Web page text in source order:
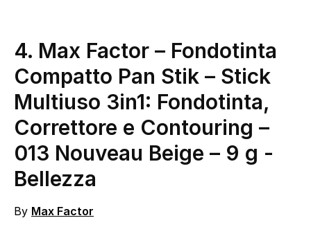
4. Max Factor – Fondotinta
Compatto Pan Stik – Stick
Multiuso 3in1: Fondotinta,
Correttore e Contouring –
013 Nouveau Beige – 9 g -
Bellezza
By Max Factor